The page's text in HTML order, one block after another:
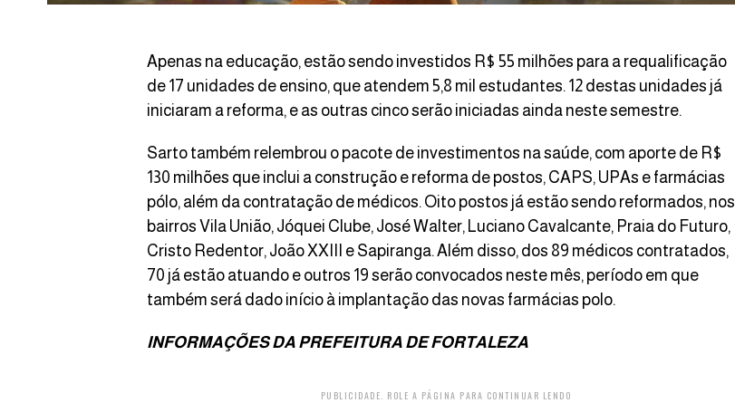
Apenas na educação, estão sendo investidos R$ 55 milhões para a requalificação
de 17 unidades de ensino, que atendem 5,8 mil estudantes. 12 destas unidades já
iniciaram a reforma, e as outras cinco serão iniciadas ainda neste semestre.
Sarto também relembrou o pacote de investimentos na saúde, com aporte de R$
130 milhões que inclui a construção e reforma de postos, CAPS, UPAs e farmácias
pólo, além da contratação de médicos. Oito postos já estão sendo reformados, nos
bairros Vila União, Jóquei Clube, José Walter, Luciano Cavalcante, Praia do Futuro,
Cristo Redentor, João XXIII e Sapiranga. Além disso, dos 89 médicos contratados,
70 já estão atuando e outros 19 serão convocados neste mês, período em que
também será dado início à implantação das novas farmácias polo.
INFORMAÇÕES DA PREFEITURA DE FORTALEZA
PUBLICIDADE. ROLE A PÁGINA PARA CONTINUAR LENDO